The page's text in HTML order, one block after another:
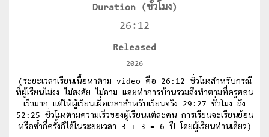
Duration (ชั่วโมง)
26:12
Released
2026
(ระยะเวลาเรียนเนื้อหาตาม video คือ 26:12 ชั่วโมงสำหรับกรณี
ที่ผู้เรียนไม่งง ไม่สงสัย ไม่ถาม และทำการบ้านรวมถึงทำตามที่ครูสอน
เร็วมาก แต่ให้ผู้เรียนเผื่อเวลาสำหรับเรียนจริง 29:27 ชั่วโมง ถึง
52:25 ชั่วโมงตามความเร็วของผู้เรียนแต่ละคน การเรียนจะเรียนย้อน
หรือซ้ำกี่ครั้งก็ได้ในระยะเวลา 3 + 3 = 6 ปี โดยผู้เรียนท่านเดียว)